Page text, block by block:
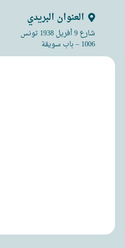
العنوان البريدي
شارع 9 أفريل 1938 تونس
1006 – باب سويقة